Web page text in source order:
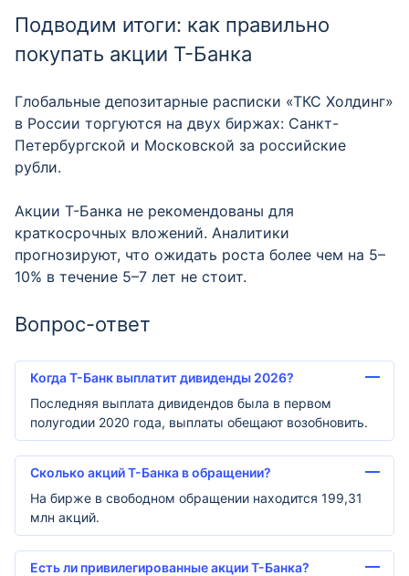
Подводим итоги: как правильно
покупать акции Т-Банка
Глобальные депозитарные расписки «ТКС Холдинг»
в России торгуются на двух биржах: Санкт-
Петербургской и Московской за российские
рубли.
Акции Т-Банка не рекомендованы для
краткосрочных вложений. Аналитики
прогнозируют, что ожидать роста более чем на 5–
10% в течение 5–7 лет не стоит.
Вопрос-ответ
Когда Т-Банк выплатит дивиденды 2026?
Последняя выплата дивидендов была в первом
полугодии 2020 года, выплаты обещают возобновить.
Сколько акций Т-Банка в обращении?
На бирже в свободном обращении находится 199,31
млн акций.
Есть ли привилегированные акции Т-Банка?